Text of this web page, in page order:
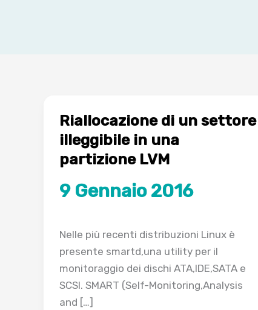
Riallocazione di un settore
illeggibile in una
partizione LVM
9 Gennaio 2016
Nelle più recenti distribuzioni Linux è
presente smartd,una utility per il
monitoraggio dei dischi ATA,IDE,SATA e
SCSI. SMART (Self-Monitoring,Analysis
and […]